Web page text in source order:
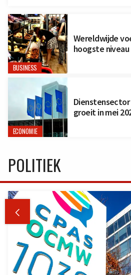
BUSINESS
Wereldwijde
hoogste niveau
ECONOMIE
Dienstensector
groeit in mei
POLITIEK
